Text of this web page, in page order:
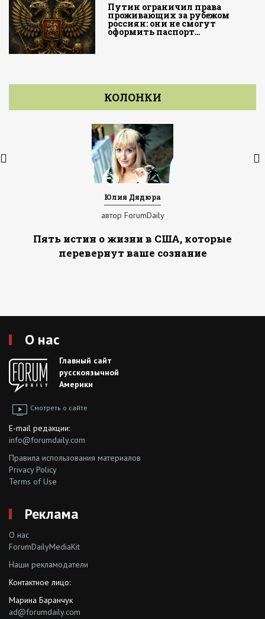
Путин ограничил права
проживающих за рубежом
россиян: они не смогут
оформить паспорт…
КОЛОНКИ
Юлия Дядюра
автор ForumDaily
Пять истин о жизни в США, которые
перевернут ваше сознание
О нас
Главный сайт
русскоязычной
Америки
Смотреть о сайте
E-mail редакции:
info@forumdaily.com
Правила использования материалов
Privacy Policy
Terms of Use
Реклама
О нас
ForumDailyMediaKit
Наши рекламодатели
Контактное лицо:
Марина Баранчук
ad@forumdaily.com